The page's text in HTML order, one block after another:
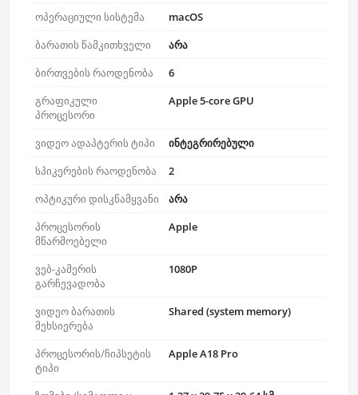
ოპერაციული სისტემა
macOS
ბარათის წამკითხველი
არა
ბირთვების რაოდენობა
6
გრაფიკული
პროცესორი
Apple 5-core GPU
ვიდეო ადაპტერის ტიპი
ინტეგრირებული
სპიკერების რაოდენობა
2
ოპტიკური დისკწამყვანი
არა
პროცესორის
მწარმოებელი
Apple
ვებ-კამერის
გარჩევადობა
1080P
ვიდეო ბარათის
მეხსიერება
Shared (system memory)
პროცესორის/ჩიპსეტის
ტიპი
Apple A18 Pro